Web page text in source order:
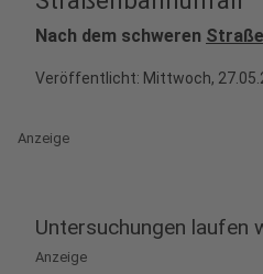
Nach dem schweren
Veröffentlicht: Mittwoch,
Anzeige
Untersuchungen laufen
Anzeige